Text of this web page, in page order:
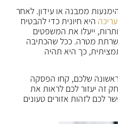
ממבנה או עידון. לאחר
עריכה היא חיונית כדי להבטיח
ייעלו את המשפטים
מטרה. ככל שהכתיבה
כך היא תהיה
שלכם, קחו הפסקה
זה יעזור לכם לראות את
לכם לזהות אזורים טעונים